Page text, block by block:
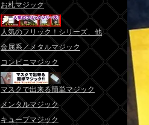
お札マジック
人気のフリック！シリーズ、他
金属系／メタルマジック
コンビニマジック
マスクで出来る簡単マジック
メンタルマジック
キューブマジック